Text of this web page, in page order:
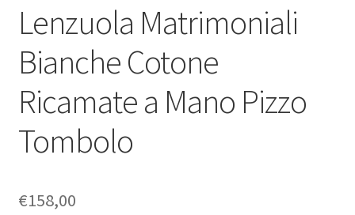
Accedi
Lenzuola Matrimoniali
Bianche Cotone
Ricamate a Mano Pizzo
Tombolo
€158,00